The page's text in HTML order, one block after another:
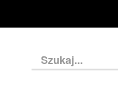
Szukaj...